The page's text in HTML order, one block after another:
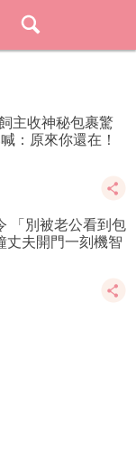
主收神秘包裹驚
：原來你還在！
「別被老公看到包
丈夫開門一刻機智